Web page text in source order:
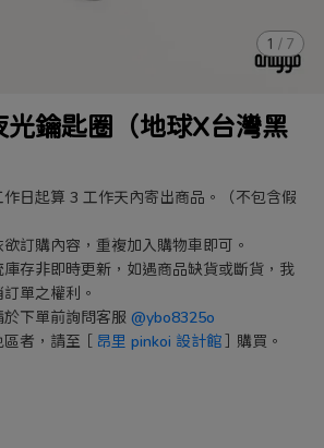
1 / 7
光鑰匙圈（地球X台灣黑
作日起算 3 工作天內寄出商品。（不包含假
訂購內容，重複加入購物車即可。
庫存非即時更新，如遇商品缺貨或斷貨，我
單之權利。
於下單前詢問客服 @ybo8325o
者，請至［ 昂里 pinkoi 設計館］購買。